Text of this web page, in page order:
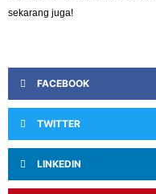
sekarang juga!
FACEBOOK
TWITTER
LINKEDIN